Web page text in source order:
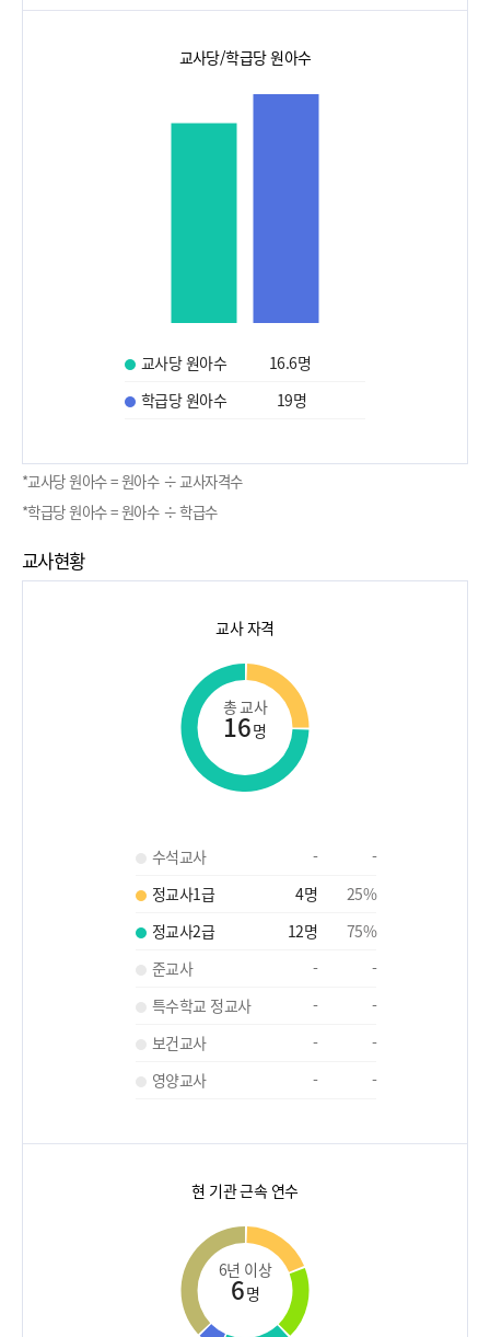
교사당/학급당 원아수
교사당 원아수 16.6명
학급당 원아수
19명
*교사당 원아수 = 원아수 ÷ 교사자격수
*학급당 원아수 = 원아수 ÷ 학급수
교사현황
교사 자격
총 교사
16명
수석교사 -
-
정교사1급
4명 25%
정교사2급
12명 75%
준교사
-
-
특수학교 정교사
-
-
보건교사
-
-
영양교사
- -
현 기관 근속 연수
6년 이상
6명